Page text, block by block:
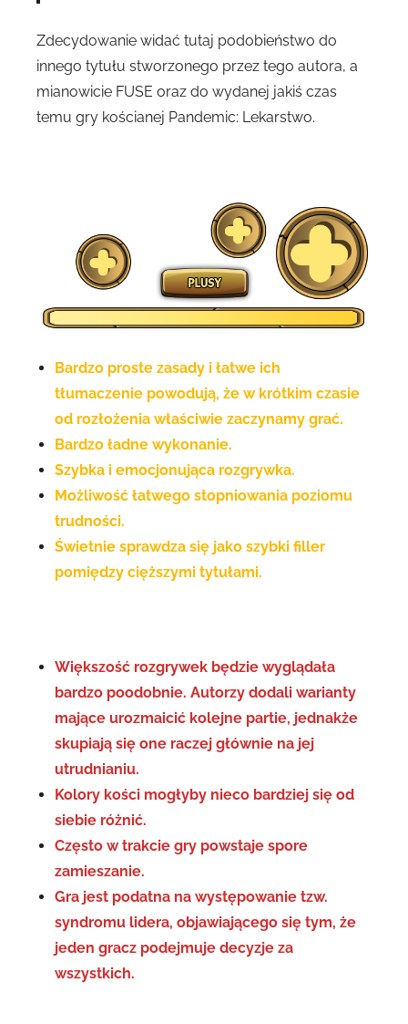
Zdecydowanie widać tutaj podobieństwo do
innego tytułu stworzonego przez tego autora, a
mianowicie FUSE oraz do wydanej jakiś czas
temu gry kościanej Pandemic: Lekarstwo.
Bardzo proste zasady i łatwe ich
tłumaczenie powodują, że w krótkim czasie
od rozłożenia właściwie zaczynamy grać.
Bardzo ładne wykonanie.
Szybka i emocjonująca rozgrywka.
Możliwość łatwego stopniowania poziomu
trudności.
Świetnie sprawdza się jako szybki filler
pomiędzy cięższymi tytułami.
Większość rozgrywek będzie wyglądała
bardzo poodobnie. Autorzy dodali warianty
mające urozmaicić kolejne partie, jednakże
skupiają się one raczej głównie na jej
utrudnianiu.
Kolory kości mogłyby nieco bardziej się od
siebie różnić.
Często w trakcie gry powstaje spore
zamieszanie.
Gra jest podatna na występowanie tzw.
syndromu lidera, objawiającego się tym, że
jeden gracz podejmuje decyzje za
wszystkich.